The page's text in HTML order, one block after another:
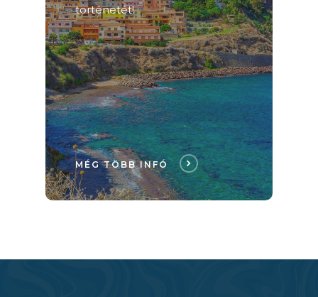
történetét!
MÉG TÖBB INFÓ